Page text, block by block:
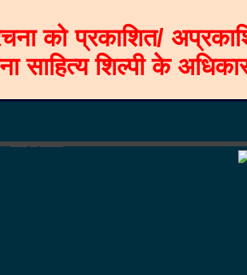
को प्रकाशित/
साहित्य शिल्पी के